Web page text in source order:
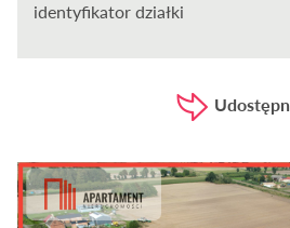
identyfikator działki